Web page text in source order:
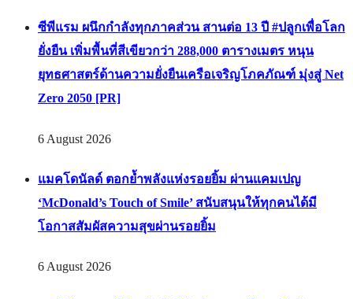
ซีพีแรม ผนึกกำลังทุกภาคส่วน สานต่อ 13 ปี #ปลูกเพื่อโลก
ยั่งยืน เพิ่มพื้นที่สีเขียวกว่า 288,000 ตารางเมตร หนุน
ยุทธศาสตร์ด้านความยั่งยืนเครือเจริญโภคภัณฑ์ มุ่งสู่ Net
Zero 2050 [PR]
6 August 2026
แมคโดนัลด์ ตอกย้ำพลังแห่งรอยยิ้ม ผ่านแคมเปญ
‘McDonald’s Touch of Smile’ สนับสนุนให้ทุกคนได้มี
โอกาสสัมผัสความสุขผ่านรอยยิ้ม
6 August 2026